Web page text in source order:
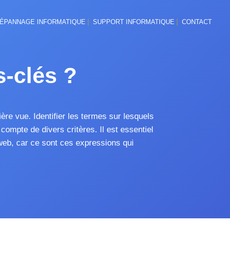
INFORMATIQUE SUPPORT INFORMATIQUE CONTACT
clés ?
vue. Identifier les termes sur lesquels
de divers critères. Il est essentiel
car ce sont ces expressions qui